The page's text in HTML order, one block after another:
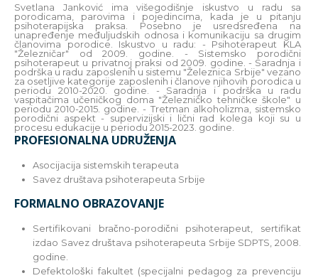
Svetlana Janković ima višegodišnje iskustvo u radu sa
porodicama, parovima i pojedincima, kada je u pitanju
psihoterapijska praksa. Posebno je usredsređena na
unapređenje međuljudskih odnosa i komunikaciju sa drugim
članovima porodice. Iskustvo u radu: - Psihoterapeut KLA
"Železničar" od 2009. godine. - Sistemsko porodični
psihoterapeut u privatnoj praksi od 2009. godine. - Saradnja i
podrška u radu zaposlenih u sistemu "Železnica Srbije" vezano
za osetljive kategorije zaposlenih i članove njihovih porodica u
periodu 2010-2020. godine. - Saradnja i podrška u radu
vaspitačima učeničkog doma "Železničko tehničke škole" u
periodu 2010-2015. godine. - Tretman alkoholizma, sistemsko
porodični aspekt - supervizijski i lični rad kolega koji su u
procesu edukacije u periodu 2015-2023. godine.
PROFESIONALNA UDRUŽENJA
Asocijacija sistemskih terapeuta
Savez društava psihoterapeuta Srbije
FORMALNO OBRAZOVANJE
Sertifikovani bračno-porodični psihoterapeut, sertifikat
izdao Savez društava psihoterapeuta Srbije SDPTS, 2008.
godine.
Defektološki fakultet (specijalni pedagog za prevenciju